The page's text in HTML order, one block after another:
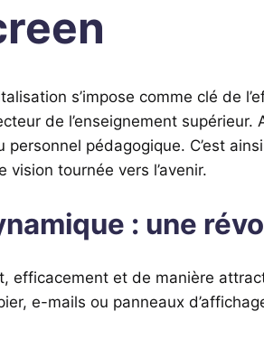
s’impose comme clé de
de l’enseignement
pédagogique. C’est
tournée vers l’avenir.
: une
efficacement et de manière
e-mails ou panneaux